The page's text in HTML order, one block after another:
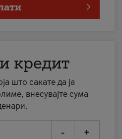
кредит
што сакате да ја
внесувајте сума
- +